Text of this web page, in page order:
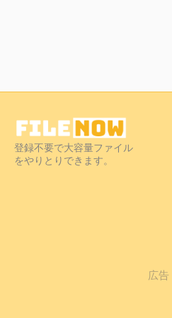
登録不要で大容量ファイル
をやりとりできます。
広告